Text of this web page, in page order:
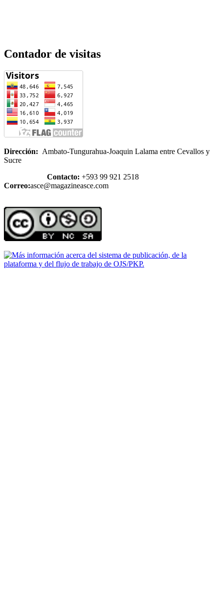
Contador de visitas
Dirección: Ambato-Tungurahua-Joaquin Lalama entre Cevallos y
Sucre
Contacto: +593 99 921 2518
Correo:asce@magazineasce.com